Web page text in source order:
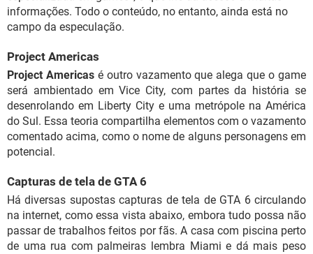
informações. Todo o conteúdo, no entanto, ainda está no
campo da especulação.
Project Americas
Project Americasé outro vazamento que alega que o game
será ambientado em Vice City, com partes da história se
desenrolando em Liberty City e uma metrópole na América
do Sul. Essa teoria compartilha elementos com o vazamento
comentado acima, como o nome de alguns personagens em
potencial.
Capturas de tela de GTA 6
Há diversas supostas capturas de tela de GTA 6 circulando
na internet, como essa vista abaixo, embora tudo possa não
passar de trabalhos feitos por fãs. A casa com piscina perto
de uma rua com palmeiras lembra Miami e dá mais peso